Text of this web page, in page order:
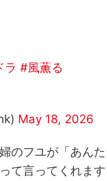
ラ #風薫る
May 18, 2026
のフユが「あん
て言ってくれま